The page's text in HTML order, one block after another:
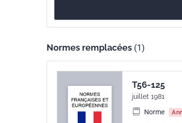
Codes ICS
Comportement au feu
Numéro de tirage 2 -
ISO
Normes remplacées (1)
T56-125
juillet 1981
Norme